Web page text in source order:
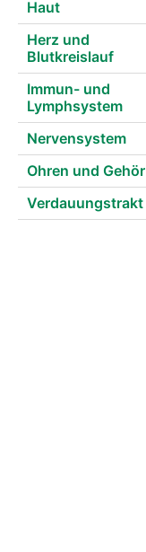
Haut
Herz und
Blutkreislauf
Immun- und
Lymphsystem
Nervensystem
Ohren und Gehör
Verdauungstrakt